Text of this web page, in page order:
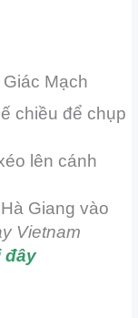
Mạch
chiều để chụp
lên cánh
Giang vào
Vietnam
đây